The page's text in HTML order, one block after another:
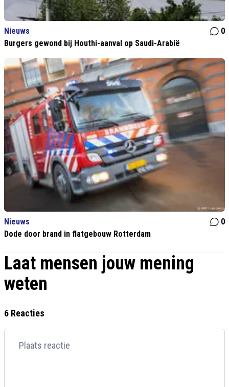
Nieuws
0
Burgers gewond bij Houthi-aanval op Saudi-Arabië
Nieuws
0
Dode door brand in flatgebouw Rotterdam
Laat mensen jouw mening
weten
6 Reacties